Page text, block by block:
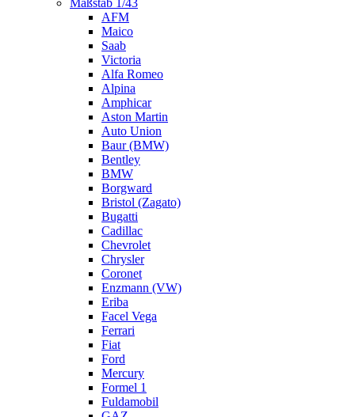
Maßstab 1/43
AFM
Maico
Saab
Victoria
Alfa Romeo
Alpina
Amphicar
Aston Martin
Auto Union
Baur (BMW)
Bentley
BMW
Borgward
Bristol (Zagato)
Bugatti
Cadillac
Chevrolet
Chrysler
Coronet
Enzmann (VW)
Eriba
Facel Vega
Ferrari
Fiat
Ford
Mercury
Formel 1
Fuldamobil